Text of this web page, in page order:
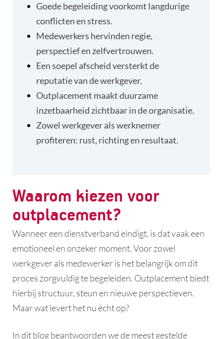
Goede begeleiding voorkomt langdurige
conflicten en stress.
Medewerkers hervinden regie,
perspectief en zelfvertrouwen.
Een soepel afscheid versterkt de
reputatie van de werkgever.
Outplacement maakt duurzame
inzetbaarheid zichtbaar in de organisatie.
Zowel werkgever als werknemer
profiteren: rust, richting en resultaat.
Waarom kiezen voor
outplacement?
Wanneer een dienstverband eindigt, is dat vaak een
emotioneel en onzeker moment. Voor zowel
werkgever als medewerker is het belangrijk om dit
proces zorgvuldig te begeleiden. Outplacement biedt
hierbij structuur, steun en nieuwe perspectieven.
Maar wat levert het nu écht op?
In dit blog beantwoorden we de meest gestelde